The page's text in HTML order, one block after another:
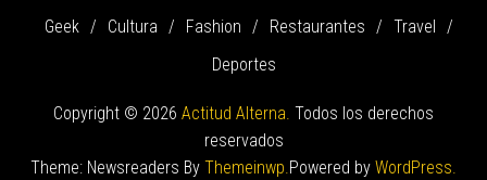
Geek
Cultura Fashion Restaurantes
Travel
Deportes
Copyright © 2026 Actitud Alterna. Todos los derechos
reservados
Theme: Newsreaders By Themeinwp.Powered by WordPress.